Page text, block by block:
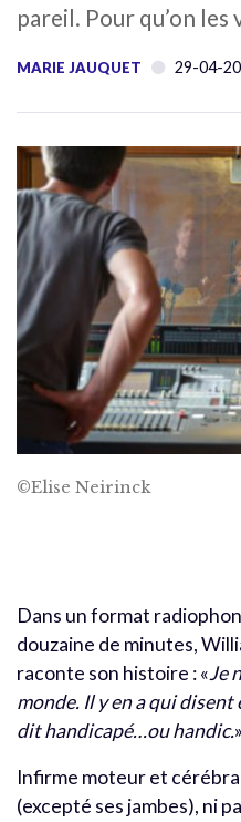
pareil. Pour qu’on
MARIE JAUQUET 29-04-
©Elise Neirinck
Dans un format
douzaine de minutes,
raconte son histoire : «Je
monde. Il y en a qui
dit handicapé…ou handic.»
Infirme moteur et
(excepté ses jambes), ni